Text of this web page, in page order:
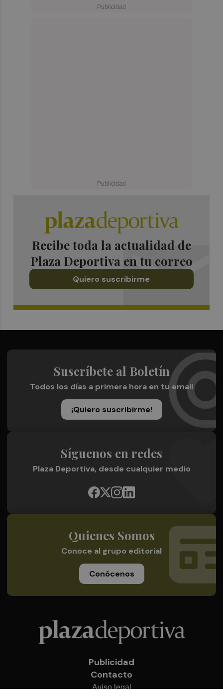
Recibe toda la actualidad de
Plaza Deportiva en tu correo
Quiero suscribirme
Suscríbete al Boletín
Todos los días a primera hora en tu email
¡Quiero suscribirme!
Síguenos en redes
Plaza Deportiva, desde cualquier medio
Quienes Somos
Conoce al grupo editorial
Conócenos
Publicidad
Contacto
Aviso legal